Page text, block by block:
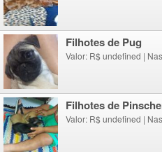
Filhotes de Pug
Valor: R$ undefined |
Filhotes de
Valor: R$ undefined |